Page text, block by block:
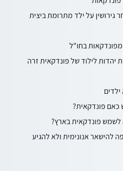
על ילד מתרומת ביצית
בחו"ל
יהדות לילוד של פונדקאית זרה
פונדקאית?
לשמש פונדקאית בארץ?
להישאר אנונימית ולא להגיע